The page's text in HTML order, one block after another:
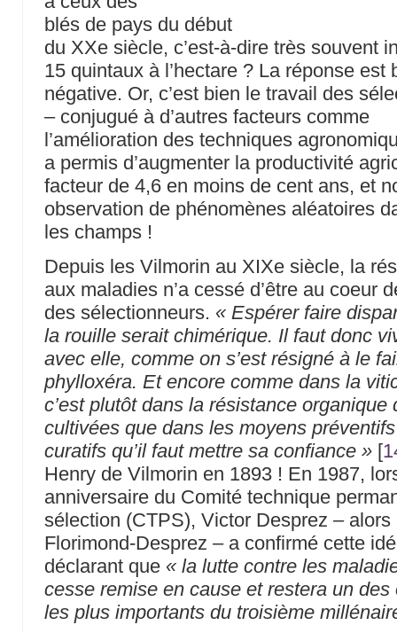
blés de pays du début
du XXe siècle, c’est-à-dire très souvent
15 quintaux à l’hectare ? La réponse est
négative. Or, c’est bien le travail des
– conjugué à d’autres facteurs comme
l’amélioration des techniques
a permis d’augmenter la productivité
facteur de 4,6 en moins de cent ans, et
observation de phénomènes aléatoires
les champs !
Depuis les Vilmorin au XIXe siècle, la
aux maladies n’a cessé d’être au coeur
des sélectionneurs. « Espérer faire
la rouille serait chimérique. Il faut donc
avec elle, comme on s’est résigné à le
phylloxéra. Et encore comme dans la
c’est plutôt dans la résistance organique
cultivées que dans les moyens
curatifs qu’il faut mettre sa confiance » [
Henry de Vilmorin en 1893 ! En 1987,
anniversaire du Comité technique
sélection (CTPS), Victor Desprez – alors
Florimond-Desprez – a confirmé cette
déclarant que « la lutte contre les
cesse remise en cause et restera un des
les plus importants du troisième